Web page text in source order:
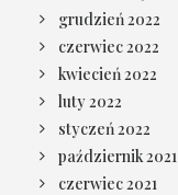
grudzień 2022
czerwiec 2022
kwiecień 2022
luty 2022
styczeń 2022
październik 2021
czerwiec 2021